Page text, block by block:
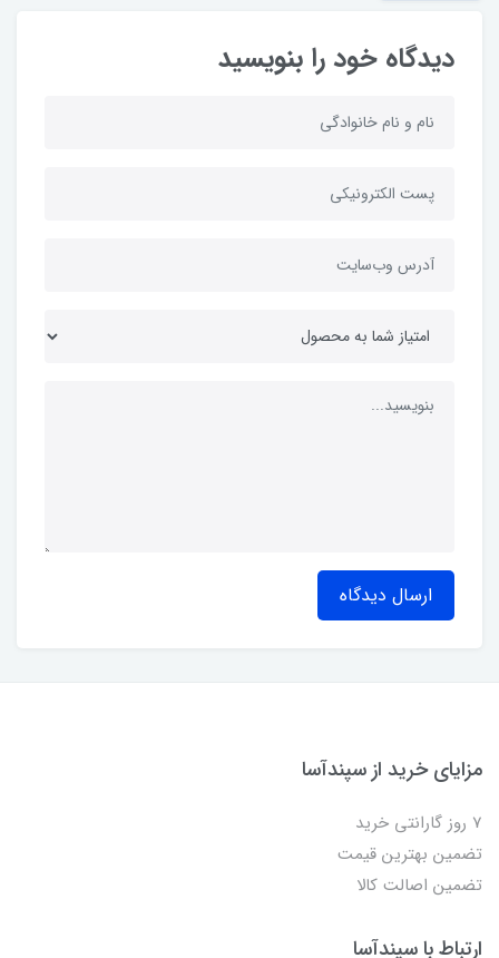
دیدگاه خود را بنویسید
ارسال دیدگاه
مزایای خرید از سپندآسا
7 روز گارانتی خرید
تضمین بهترین قیمت
تضمین اصالت کالا
ارتباط با سپندآسا